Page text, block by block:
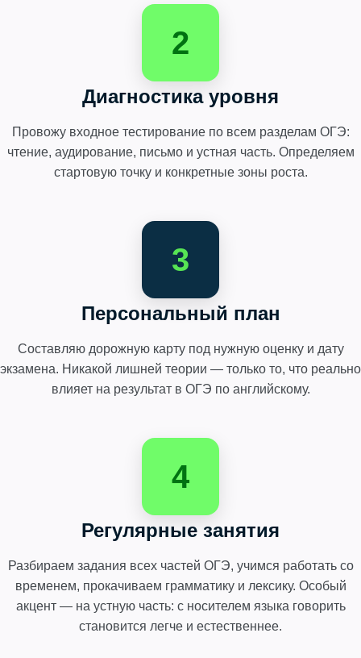
2
Диагностика уровня
Провожу входное тестирование по всем разделам ОГЭ:
чтение, аудирование, письмо и устная часть. Определяем
стартовую точку и конкретные зоны роста.
3
Персональный план
Составляю дорожную карту под нужную оценку и дату
экзамена. Никакой лишней теории — только то, что реально
влияет на результат в ОГЭ по английскому.
4
Регулярные занятия
Разбираем задания всех частей ОГЭ, учимся работать со
временем, прокачиваем грамматику и лексику. Особый
акцент — на устную часть: с носителем языка говорить
становится легче и естественнее.